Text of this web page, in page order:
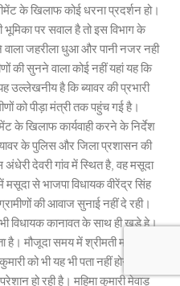
के खिलाफ कोई धरना प्रदर्शन हो।
भूमिका पर सवाल है तो इस विभाग के
जहरीला धुआ और पानी नजर नही
की सुनने वाला कोई नहीं यहां यह कि
उल्लेखनीय है कि ब्यावर की प्रभारी
को पीड़ा मंत्री तक पहुंच गई है।
के खिलाफ कार्यवाही करने के निर्देश
के पुलिस और जिला प्रशासन की
देवरी गांव में स्थित है, वह मसूदा
से भाजपा विधायक वीरेंद्र सिंह
की आवाज सुनाई नहीं दे रही।
विधायक कानावत के साथ ही खड़े हे।
मौजूदा समय में श्रीमती महिमा
को भी यह भी पता नहीं होगा कि श्री
हो रही है। महिमा कुमारी मेवाड़